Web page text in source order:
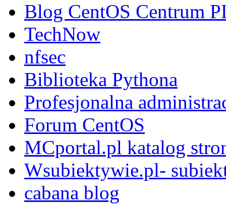
Blog CentOS Centrum
TechNow
nfsec
Biblioteka Pythona
Profesjonalna
Forum CentOS
MCportal.pl katalog
Wsubiektywie.pl-
cabana blog